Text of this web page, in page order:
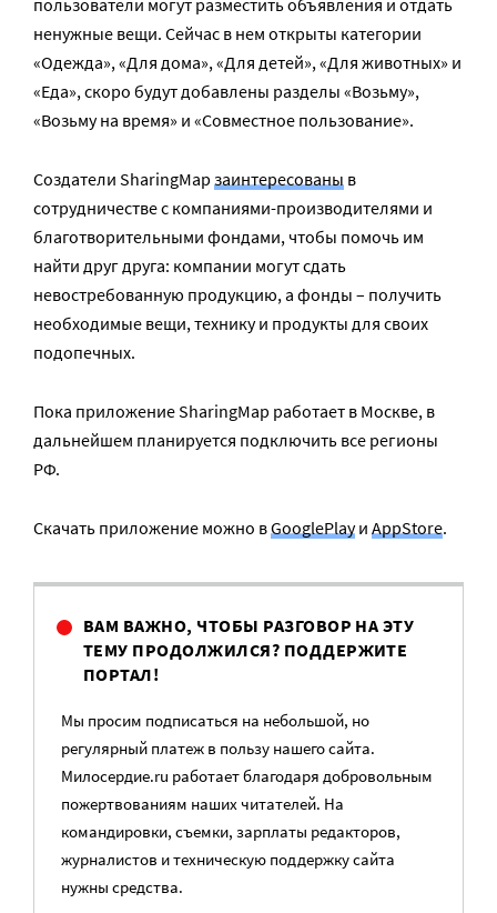
пользователи могут разместить объявления и отдать
ненужные вещи. Сейчас в нем открыты категории
«Одежда», «Для дома», «Для детей», «Для животных» и
«Еда», скоро будут добавлены разделы «Возьму»,
«Возьму на время» и «Совместное пользование».
Создатели SharingMap заинтересованы в
сотрудничестве с компаниями-производителями и
благотворительными фондами, чтобы помочь им
найти друг друга: компании могут сдать
невостребованную продукцию, а фонды – получить
необходимые вещи, технику и продукты для своих
подопечных.
Пока приложение SharingMap работает в Москве, в
дальнейшем планируется подключить все регионы
РФ.
Скачать приложение можно вGooglePlayи AppStore.
ВАМ ВАЖНО, ЧТОБЫ РАЗГОВОР НА ЭТУ
ТЕМУ ПРОДОЛЖИЛСЯ? ПОДДЕРЖИТЕ
ПОРТАЛ!
Мы просим подписаться на небольшой, но
регулярный платеж в пользу нашего сайта.
Милосердие.ru работает благодаря добровольным
пожертвованиям наших читателей. На
командировки, съемки, зарплаты редакторов,
журналистов и техническую поддержку сайта
нужны средства.